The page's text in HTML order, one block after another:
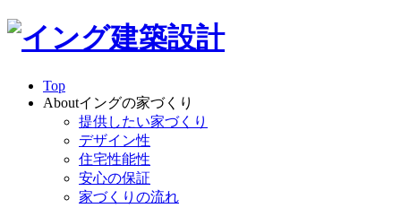
Top
Aboutイングの家づくり
提供したい家づくり
デザイン性
住宅性能性
安心の保証
家づくりの流れ